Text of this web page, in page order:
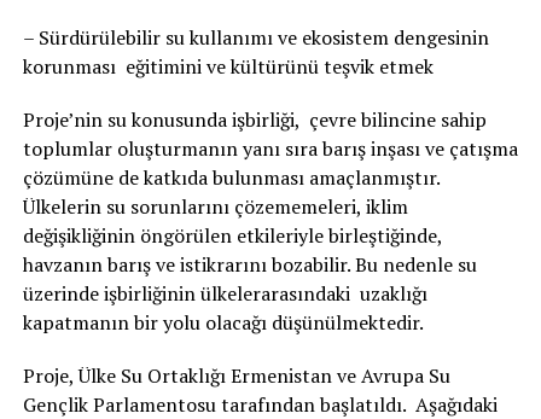
– Sürdürülebilir su kullanımı ve ekosistem dengesinin
korunması eğitimini ve kültürünü teşvik etmek
Proje’nin su konusunda işbirliği, çevre bilincine sahip
toplumlar oluşturmanın yanı sıra barış inşası ve çatışma
çözümüne de katkıda bulunması amaçlanmıştır.
Ülkelerin su sorunlarını çözememeleri, iklim
değişikliğinin öngörülen etkileriyle birleştiğinde,
havzanın barış ve istikrarını bozabilir. Bu nedenle su
üzerinde işbirliğinin ülkelerarasındaki uzaklığı
kapatmanın bir yolu olacağı düşünülmektedir.
Proje, Ülke Su Ortaklığı Ermenistan ve Avrupa Su
Gençlik Parlamentosu tarafından başlatıldı. Aşağıdaki